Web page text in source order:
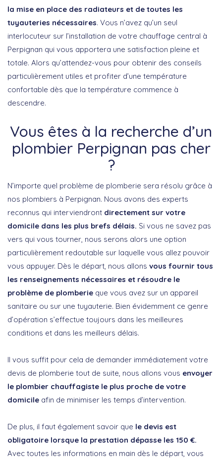
la mise en place des radiateurs et de toutes les
tuyauteries nécessaires. Vous n’avez qu’un seul
interlocuteur sur l’installation de votre chauffage central à
Perpignan qui vous apportera une satisfaction pleine et
totale. Alors qu’attendez-vous pour obtenir des conseils
particulièrement utiles et profiter d’une température
confortable dès que la température commence à
descendre.
Vous êtes à la recherche d’un
plombier Perpignan pas cher
?
N’importe quel problème de plomberie sera résolu grâce à
nos plombiers à Perpignan. Nous avons des experts
reconnus qui interviendront directement sur votre
domicile dans les plus brefs délais. Si vous ne savez pas
vers qui vous tourner, nous serons alors une option
particulièrement redoutable sur laquelle vous allez pouvoir
vous appuyer. Dès le départ, nous allons vous fournir tous
les renseignements nécessaires et résoudre le
problème de plomberie que vous avez sur un appareil
sanitaire ou sur une tuyauterie. Bien évidemment ce genre
d’opération s’effectue toujours dans les meilleures
conditions et dans les meilleurs délais.
Il vous suffit pour cela de demander immédiatement votre
devis de plomberie tout de suite, nous allons vous envoyer
le plombier chauffagiste le plus proche de votre
domicile afin de minimiser les temps d’intervention.
De plus, il faut également savoir que le devis est
obligatoire lorsque la prestation dépasse les 150 €.
Avec toutes les informations en main dès le départ, vous